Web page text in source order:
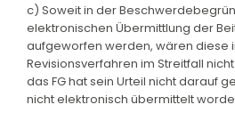
c) Soweit in der
elektronischen Übermittlung der
aufgeworfen werden, wären diese
Revisionsverfahren im Streitfall
das FG hat sein Urteil nicht darauf
nicht elektronisch übermittelt